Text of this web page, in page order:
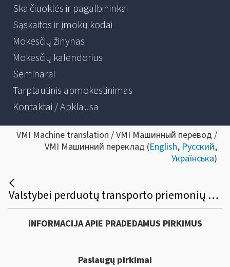
Skaičiuoklės ir pagalbininkai
Sąskaitos ir įmokų kodai
Mokesčių žinynas
Mokesčių kalendorius
Seminarai
Tarptautinis apmokestinimas
Kontaktai / Apklausa
VMI Machine translation / VMI Машинный перевод /
VMI Машинний переклад (English, Русский,
Українська)
Valstybei perduotų transporto priemonių vertinimo paslaugų viešasis pirkimas
INFORMACIJA APIE PRADEDAMUS PIRKIMUS
Paslaugų pirkimai